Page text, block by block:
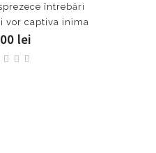
întrebări
vor captiva inima
lei